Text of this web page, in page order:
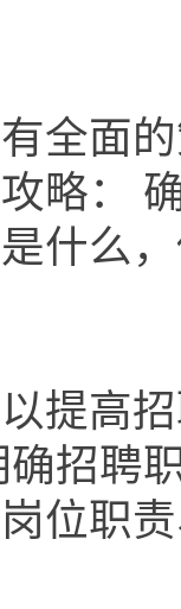
全面
略：
什么
提高
招聘
位职